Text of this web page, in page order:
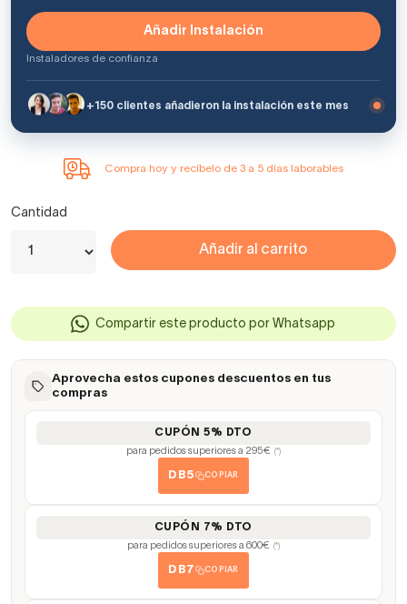
Añadir Instalación
Instaladores de confianza
+150 clientes añadieron la instalación este mes
Compra hoy y recíbelo de 3 a 5 días laborables
Cantidad
Añadir al carrito
Compartir este producto por Whatsapp
Aprovecha estos cupones descuentos en tus
compras
CUPÓN 5% DTO
para pedidos superiores a 295€ (*)
DB5 COPIAR
CUPÓN 7% DTO
para pedidos superiores a 600€ (*)
DB7 COPIAR